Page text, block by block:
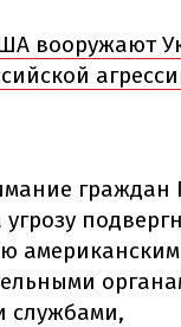
вооружают
граждан
службами,